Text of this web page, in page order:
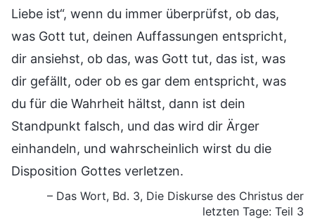
Liebe ist“, wenn du immer überprüfst, ob das,
was Gott tut, deinen Auffassungen entspricht,
dir ansiehst, ob das, was Gott tut, das ist, was
dir gefällt, oder ob es gar dem entspricht, was
du für die Wahrheit hältst, dann ist dein
Standpunkt falsch, und das wird dir Ärger
einhandeln, und wahrscheinlich wirst du die
Disposition Gottes verletzen.
– Das Wort, Bd. 3, Die Diskurse des Christus der
letzten Tage: Teil 3